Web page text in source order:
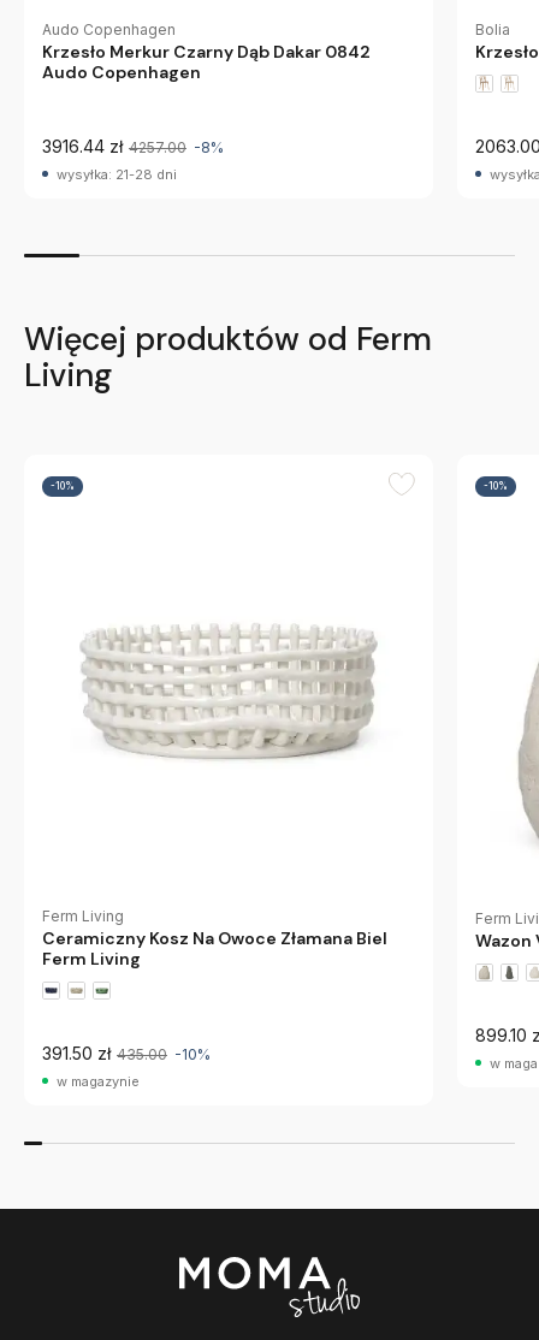
Audo Copenhagen
Krzesło Merkur Czarny Dąb Dakar 0842
Audo Copenhagen
3916.44 zł 4257.00 -8%
wysyłka: 21-28 dni
Bolia
Więcej produktów od Ferm
Living
-10%
Ferm Living
Ceramiczny Kosz Na Owoce Złamana Biel
Ferm Living
391.50 zł 435.00 -10%
w magazynie
-10%
Ferm
Wazon
899.10
w